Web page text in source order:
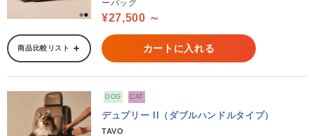
ーバッグ
¥27,500 ～
商品比較リスト カートに入れる
DOG CAT
デュプリー II（ダブルハンドルタイプ）
TAVO